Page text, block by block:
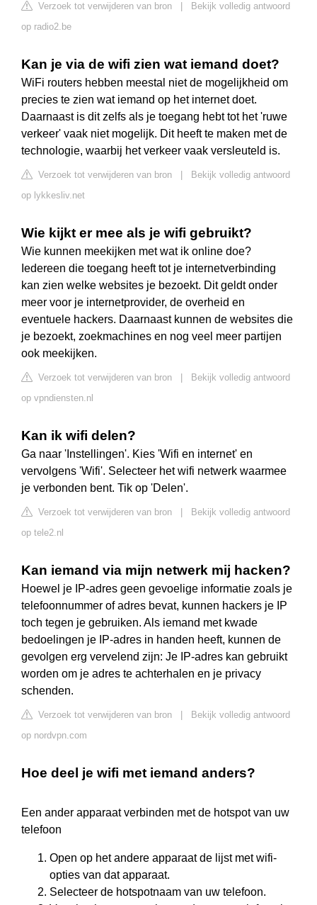
Verzoek tot verwijderen van bron
Bekijk volledig antwoord
op radio2.be
Kan je via de wifi zien wat iemand doet?
WiFi routers hebben meestal niet de mogelijkheid om
precies te zien wat iemand op het internet doet.
Daarnaast is dit zelfs als je toegang hebt tot het 'ruwe
verkeer' vaak niet mogelijk. Dit heeft te maken met de
technologie, waarbij het verkeer vaak versleuteld is.
Verzoek tot verwijderen van bron
Bekijk volledig antwoord
op lykkesliv.net
Wie kijkt er mee als je wifi gebruikt?
Wie kunnen meekijken met wat ik online doe?
Iedereen die toegang heeft tot je internetverbinding
kan zien welke websites je bezoekt. Dit geldt onder
meer voor je internetprovider, de overheid en
eventuele hackers. Daarnaast kunnen de websites die
je bezoekt, zoekmachines en nog veel meer partijen
ook meekijken.
Verzoek tot verwijderen van bron
Bekijk volledig antwoord
op vpndiensten.nl
Kan ik wifi delen?
Ga naar 'Instellingen'. Kies 'Wifi en internet' en
vervolgens 'Wifi'. Selecteer het wifi netwerk waarmee
je verbonden bent. Tik op 'Delen'.
Verzoek tot verwijderen van bron
Bekijk volledig antwoord
op tele2.nl
Kan iemand via mijn netwerk mij hacken?
Hoewel je IP-adres geen gevoelige informatie zoals je
telefoonnummer of adres bevat, kunnen hackers je IP
toch tegen je gebruiken. Als iemand met kwade
bedoelingen je IP-adres in handen heeft, kunnen de
gevolgen erg vervelend zijn: Je IP-adres kan gebruikt
worden om je adres te achterhalen en je privacy
schenden.
Verzoek tot verwijderen van bron
Bekijk volledig antwoord
op nordvpn.com
Hoe deel je wifi met iemand anders?
Een ander apparaat verbinden met de hotspot van uw
telefoon
Open op het andere apparaat de lijst met wifi-
opties van dat apparaat.
Selecteer de hotspotnaam van uw telefoon.